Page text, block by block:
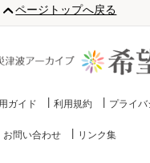
ページトップへ戻る
ガイド 利用規約 プライ
お問い合わせ リンク集